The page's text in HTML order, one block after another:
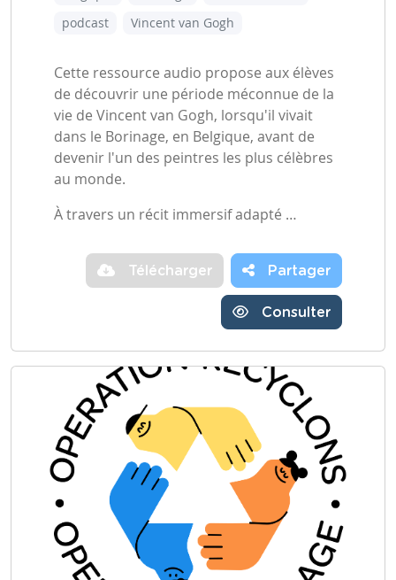
podcast
Vincent van Gogh
Cette ressource audio propose aux élèves
de découvrir une période méconnue de la
vie de Vincent van Gogh, lorsqu'il vivait
dans le Borinage, en Belgique, avant de
devenir l'un des peintres les plus célèbres
au monde.
À travers un récit immersif adapté …
Télécharger Partager
Consulter